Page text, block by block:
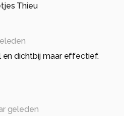
Thieu
en dichtbij maar effectief.
geleden